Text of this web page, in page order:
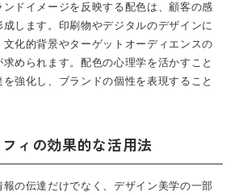
ドイメージを反映する配色は、顧客の感
します。印刷物やデジタルのデザインに
化的背景やターゲットオーディエンスの
められます。配色の心理学を活かすこと
強化し、ブランドの個性を表現すること
ィの効果的な活用法
の伝達だけでなく、デザイン美学の一部